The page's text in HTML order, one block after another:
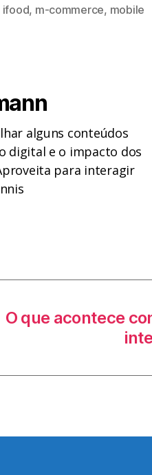
ifood, m-commerce, mobile
alguns conteúdos
digital e o impacto dos
para interagir
O que acontece